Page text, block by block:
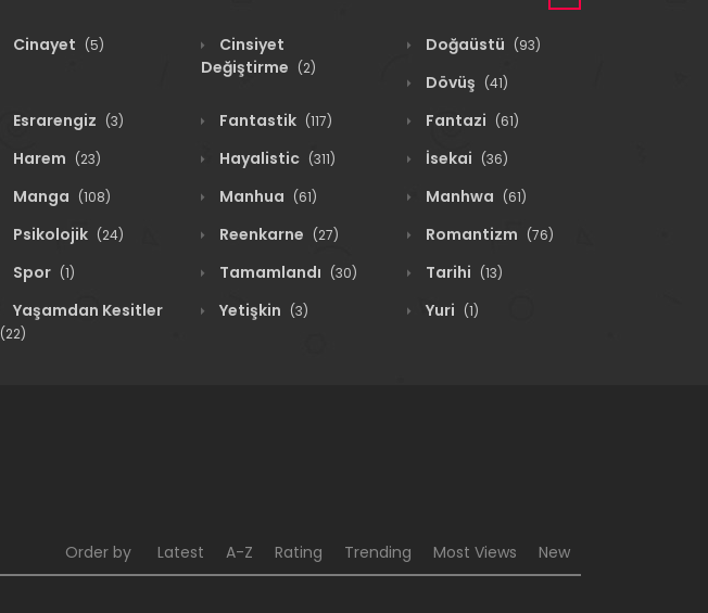
Cinayet (5)
Cinsiyet
Değiştirme (2)
Doğaüstü (93)
Dövüş (41)
Esrarengiz (3) Fantastik (117) Fantazi (61)
Harem (23) Hayalistic (311) İsekai (36)
Manga (108) Manhua (61) Manhwa (61)
Psikolojik (24) Reenkarne (27) Romantizm (76)
Spor (1) Tamamlandı (30) Tarihi (13)
Yaşamdan Kesitler
(22)
Yetişkin (3) Yuri (1)
Order by Latest A-Z Rating Trending Most Views New